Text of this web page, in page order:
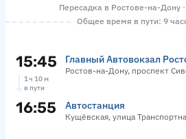
Пересадка в Ростове-на-Дону
Общее время в пути: 9
15:45 Главный Автовокзал
Ростов-на-Дону, проспект
1 ч 10 м
в пути
16:55 Автостанция
Кущёвская, улица